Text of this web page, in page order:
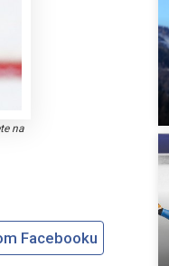
na
Facebooku